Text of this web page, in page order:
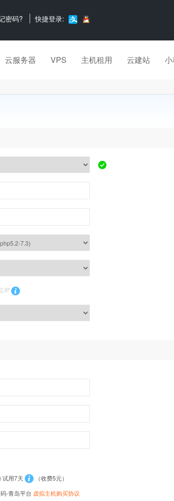
密码? 快捷登录:
云服务器 VPS 主机租用 云建站
IP
试用7天
（收费5元）
-青岛平台 虚拟主机购买协议